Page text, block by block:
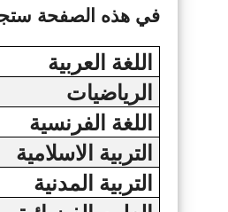
في هذه الصفحة
اللغة العربية
الرياضيات
اللغة الفرنسية
التربية الاسلامية
التربية المدنية